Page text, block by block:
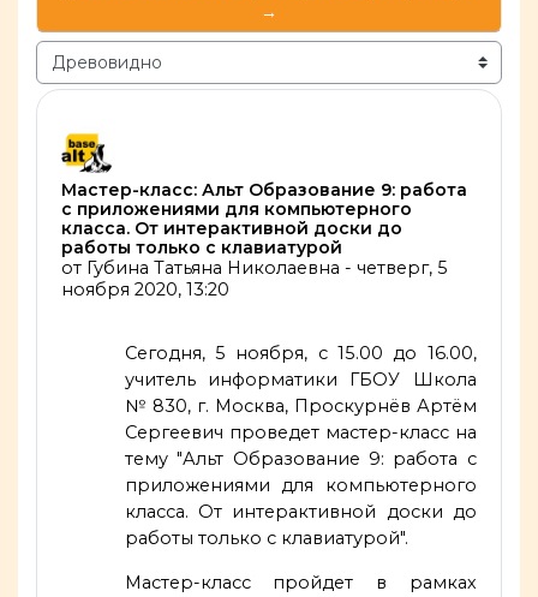
→
Режим отображения
Мастер-класс: Альт Образование 9: работа
с приложениями для компьютерного
класса. От интерактивной доски до
работы только с клавиатурой
от Губина Татьяна Николаевна -четверг, 5
ноября 2020, 13:20
Количество ответов: 0
Сегодня, 5 ноября, с 15.00 до 16.00,
учитель информатики ГБОУ Школа
№ 830, г. Москва, Проскурнёв Артëм
Сергеевич проведет мастер-класс на
тему "Альт Образование 9: работа с
приложениями для компьютерного
класса. От интерактивной доски до
работы только с клавиатурой".
Мастер-класс пройдет в рамках